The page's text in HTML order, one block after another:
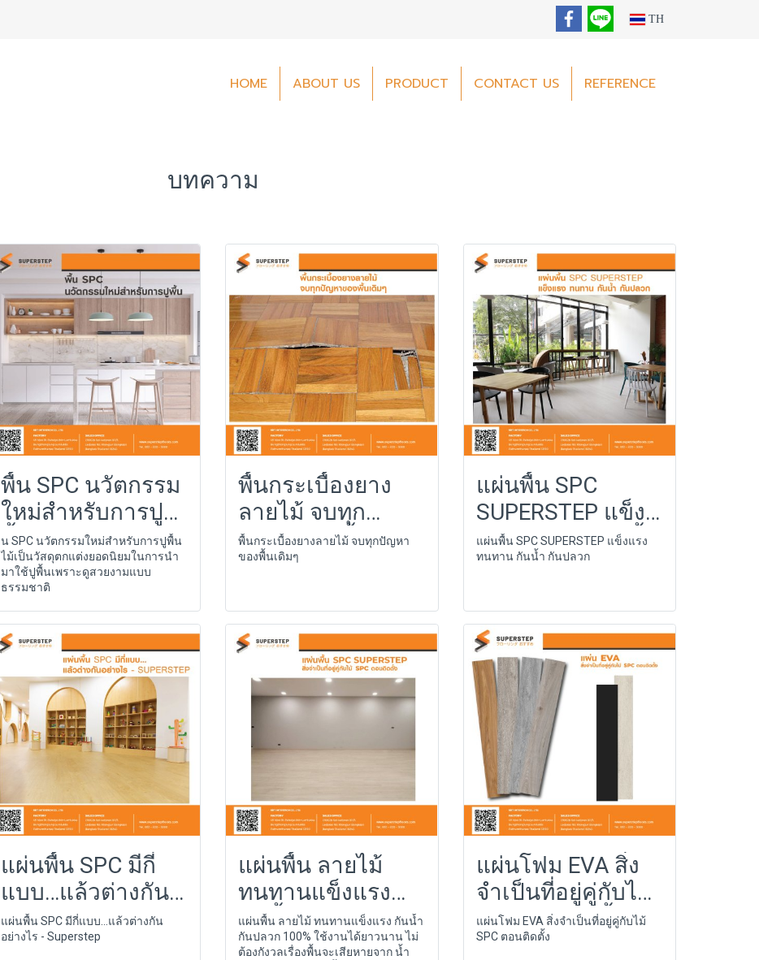
TH
HOME ABOUT US PRODUCT CONTACT US REFERENCE
บทความ
พื้น SPC นวัตกรรม
ใหม่สำหรับการปู
พื้น
น SPC นวัตกรรมใหม่สำหรับการปูพื้น
ไม้เป็นวัสดุตกแต่งยอดนิยมในการนำ
มาใช้ปูพื้นเพราะดูสวยงามแบบ
ธรรมชาติ
พื้นกระเบื้องยาง
ลายไม้ จบทุก
ปัญหาของพื้นเดิมๆ
พื้นกระเบื้องยางลายไม้ จบทุกปัญหา
ของพื้นเดิมๆ
แผ่นพื้น SPC
SUPERSTEP แข็ง
แรง ทนทาน กันน้ำ
กันปลวก
แผ่นพื้น SPC SUPERSTEP แข็งแรง
ทนทาน กันน้ำ กันปลวก
แผ่นพื้น SPC มีกี่
แบบ…แล้วต่างกัน
อย่างไร -
Superstep
แผ่นพื้น SPC มีกี่แบบ…แล้วต่างกัน
อย่างไร - Superstep
แผ่นพื้น ลายไม้
ทนทานแข็งแรง
กันน้ำ กันปลวก
100%
แผ่นพื้น ลายไม้ ทนทานแข็งแรง กันน้ำ
กันปลวก 100% ใช้งานได้ยาวนาน ไม่
ต้องกังวลเรื่องพื้นจะเสียหายจาก น้ำ
แผ่นโฟม EVA สิ่ง
จำเป็นที่อยู่คู่กับไม้
SPC ตอนติดตั้ง
แผ่นโฟม EVA สิ่งจำเป็นที่อยู่คู่กับไม้
SPC ตอนติดตั้ง